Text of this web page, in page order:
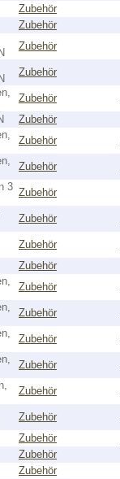
Zubehör
Zubehör
Zubehör
Zubehör
Zubehör
Zubehör
Zubehör
Zubehör
3 Zubehör
Zubehör
Zubehör
Zubehör
Zubehör
Zubehör
Zubehör
Zubehör
Zubehör
Zubehör
Zubehör
Zubehör
Zubehör